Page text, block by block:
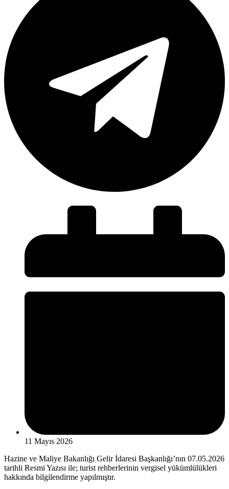
11 Mayıs 2026
Hazine ve Maliye Bakanlığı Gelir İdaresi Başkanlığı’nın 07.05.2026
tarihli Resmi Yazısı ile; turist rehberlerinin vergisel yükümlülükleri
hakkında bilgilendirme yapılmıştır.